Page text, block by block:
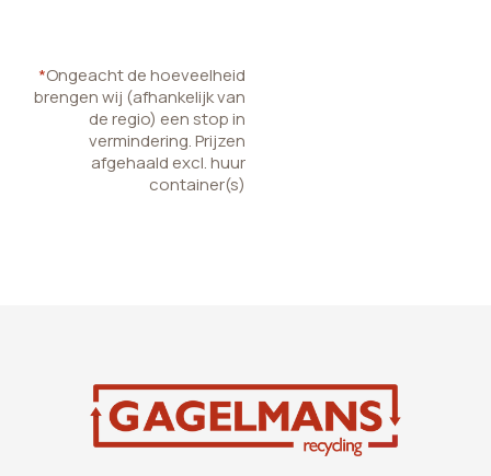
*Ongeacht de hoeveelheid
brengen wij (afhankelijk van
de regio) een stop in
vermindering. Prijzen
afgehaald excl. huur
container(s)